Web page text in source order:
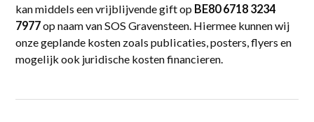
kan middels een vrijblijvende gift op BE80 6718 3234
7977op naam van SOS Gravensteen. Hiermee kunnen wij
onze geplande kosten zoals publicaties, posters, flyers en
mogelijk ook juridische kosten financieren.